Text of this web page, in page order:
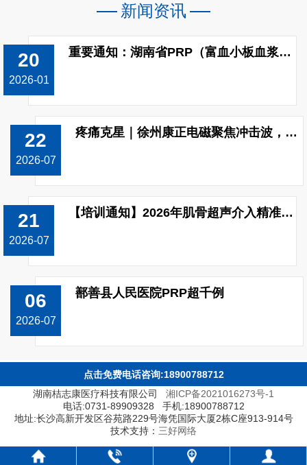
新闻资讯
20
2026-01
重要通知：湖南省PRP（富血小板血浆）制备收费标准已调整!
22
2026-07
疼痛克星｜徐州康正电磁聚焦冲击波，无创修复颈肩腰腿痛
21
2026-07
【培训通知】2026年肌骨超声介入精准治疗技能（上肢关节）提升培训班开班！
06
2026-07
鄯善县人民医院PRP超千例
点击免费电话咨询:18900788712
湖南桔志康医疗科技有限公司 湘ICP备2021016273号-1
电话:0731-89909328 手机:18900788712
地址:长沙高新开发区谷苑路229号海凭国际大厦2栋C座913-914号
技术支持： 三好网络